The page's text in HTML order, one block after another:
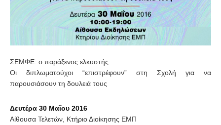
ΣΕΜΦΕ: ο παράξενος ελκυστής
Οι διπλωματούχοι “επιστρέφουν” στη Σχολή για να
παρουσιάσουν τη δουλειά τους
Δευτέρα 30 Μαΐου 2016
Αίθουσα Τελετών, Κτήριο Διοίκησης ΕΜΠ